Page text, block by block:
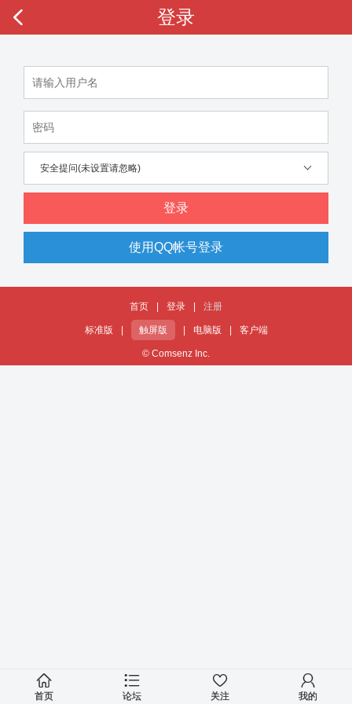
登录
安全提问(未设置请忽略)
登录
使用QQ帐号登录
首页 登录 注册
标准版 触屏版 电脑版 客户端
© Comsenz Inc.
首页 论坛 关注 我的